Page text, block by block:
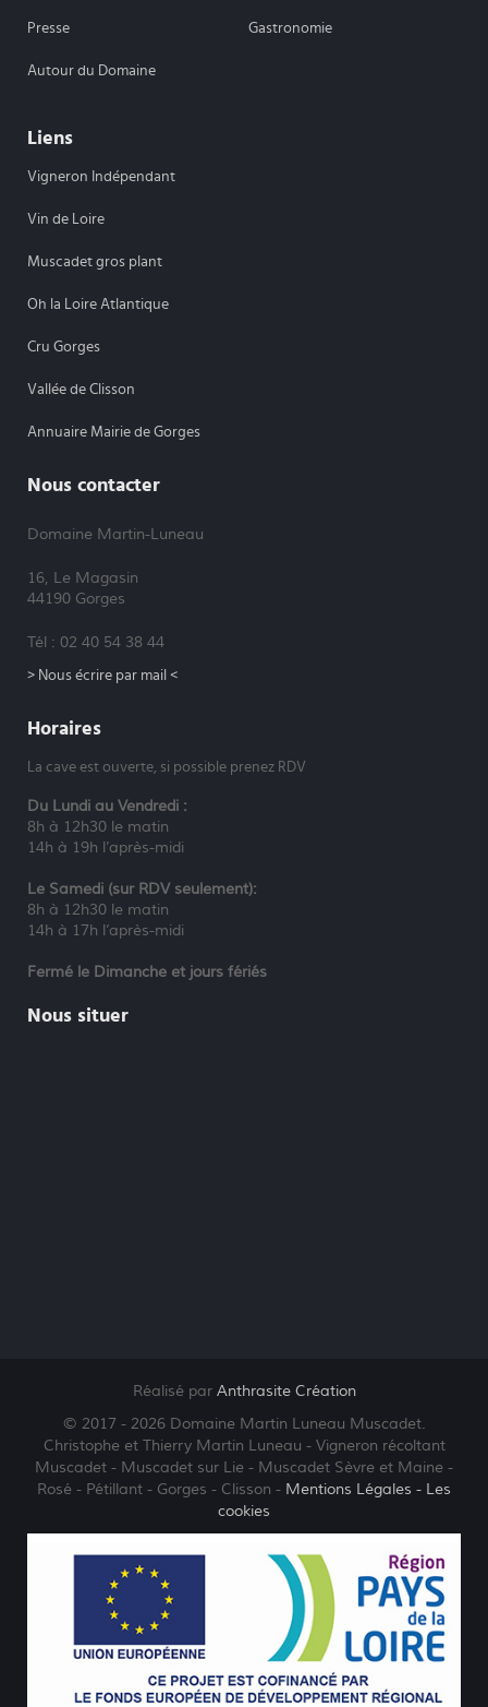
Presse Gastronomie
Autour du Domaine
Liens
Vigneron Indépendant
Vin de Loire
Muscadet gros plant
Oh la Loire Atlantique
Cru Gorges
Vallée de Clisson
Annuaire Mairie de Gorges
Nous contacter
Domaine Martin-Luneau
16, Le Magasin
44190 Gorges
Tél : 02 40 54 38 44
> Nous écrire par mail <
Horaires
La cave est ouverte, si possible prenez RDV
Du Lundi au Vendredi :
8h à 12h30 le matin
14h à 19h l’après-midi
Le Samedi (sur RDV seulement):
8h à 12h30 le matin
14h à 17h l’après-midi
Fermé le Dimanche et jours fériés
Nous situer
Réalisé par Anthrasite Création
© 2017 - 2026 Domaine Martin Luneau Muscadet.
Christophe et Thierry Martin Luneau - Vigneron récoltant
Muscadet - Muscadet sur Lie - Muscadet Sèvre et Maine -
Rosé - Pétillant - Gorges - Clisson - Mentions Légales - Les
cookies